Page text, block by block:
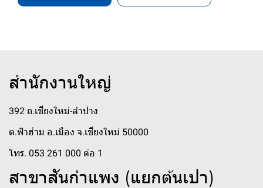
สำนักงานใหญ่
392 ถ.เชียงใหม่-ลำปาง
ต.ฟ้าฮ่าม อ.เมือง จ.เชียงใหม่ 50000
โทร. 053 261 000 ต่อ 1
สาขาสันกำแพง (แยกต้นเปา)